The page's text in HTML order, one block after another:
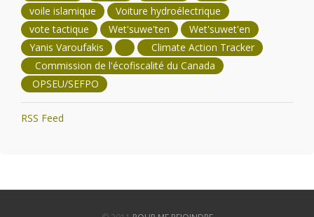
voile islamique
Voiture hydroélectrique
vote tactique
Wet'suwe'ten
Wet'suwet'en
Yanis Varoufakis
Climate Action Tracker
Commission de l'écofiscalité du Canada
OPSEU/SEFPO
RSS Feed